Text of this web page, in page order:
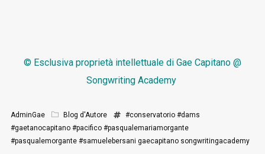
© Esclusiva proprietà intellettuale di Gae Capitano @
Songwriting Academy
AdminGae Blog d'Autore #conservatorio #dams
#gaetanocapitano #pacifico #pasqualemariamorgante
#pasqualemorgante #samuelebersani gaecapitano songwritingacademy